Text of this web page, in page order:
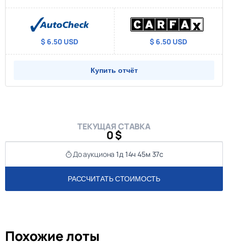
$ 6.50 USD $ 6.50 USD
Купить отчёт
ТЕКУЩАЯ СТАВКА
0 $
До аукциона1д 14ч 45м 37с
РАССЧИТАТЬ СТОИМОСТЬ
Похожие лоты